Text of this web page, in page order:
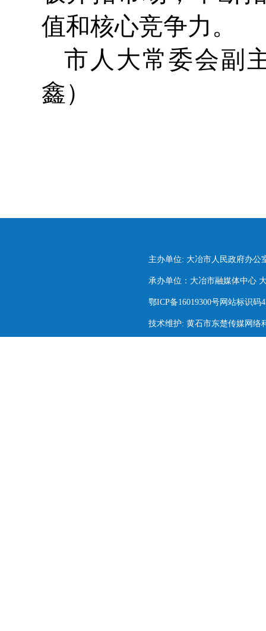
值和核心竞争力。
市人大常委会副
鑫）
主办单位: 大冶市人民政府办公
承办单位：大冶市融媒体中心
鄂ICP备16019300号网站标识码
技术维护: 黄石市东楚传媒网络